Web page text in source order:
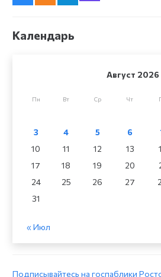
Календарь
Август 2026
Пн Вт Ср Чт
3
4 5 6
10
11 12 13
17
18 19 20
24
25 26 27
31
« Июл
Подписывайтесь на госпаблики